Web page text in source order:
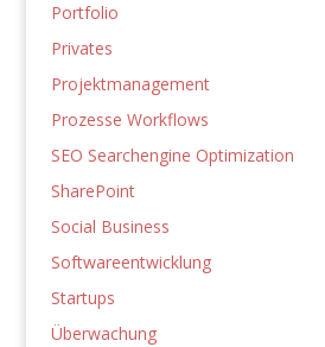
Portfolio
Privates
Projektmanagement
Prozesse Workflows
SEO Searchengine Optimization
SharePoint
Social Business
Softwareentwicklung
Startups
Überwachung